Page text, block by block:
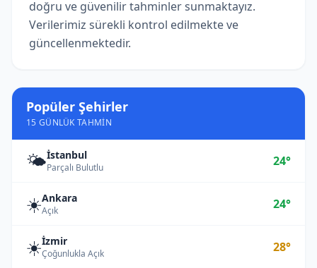
Popüler Şehirler
15 GÜNLÜK TAHMIN
🌤️İstanbul
Parçalı Bulutlu 24°
☀️Ankara
Açık 24°
☀️İzmir
Çoğunlukla Açık 28°
doğru ve güvenilir tahminler sunmaktayız.
Verilerimiz sürekli kontrol edilmekte ve
güncellenmektedir.